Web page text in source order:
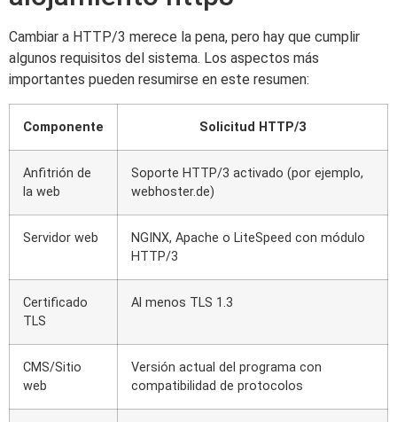
Cambiar a HTTP/3 merece la pena, pero hay que cumplir
algunos requisitos del sistema. Los aspectos más
importantes pueden resumirse en este resumen:
Componente Solicitud HTTP/3
Anfitrión de
la web
Soporte HTTP/3 activado (por ejemplo,
webhoster.de)
Servidor web
NGINX, Apache o LiteSpeed con módulo
HTTP/3
Certificado
TLS
Al menos TLS 1.3
CMS/Sitio
web
Versión actual del programa con
compatibilidad de protocolos